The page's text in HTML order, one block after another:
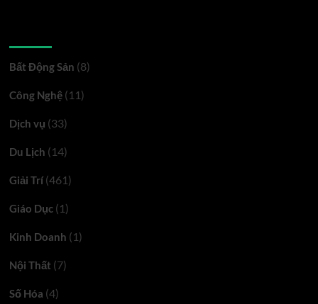
Bất Động Sản (8)
Công Nghệ(11)
Dịch vụ (33)
Du Lịch (14)
Giải Trí(461)
Giáo Dục(1)
Kinh Doanh (1)
Nội Thất (7)
Số Hóa (4)